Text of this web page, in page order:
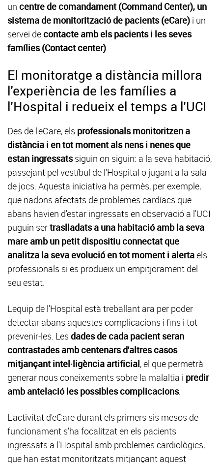
un centre de comandament (Command Center), un
sistema de monitorització de pacients (eCare) i un
servei decontacte amb els pacients i les seves
famílies (Contact center).
El monitoratge a distància millora
l'experiència de les famílies a
l'Hospital i redueix el temps a l'UCI
Des de l'eCare, els professionals monitoritzen a
distància i en tot moment als nens i nenes que
estan ingressatssiguin on siguin: a la seva habitació,
passejant pel vestíbul de l'Hospital o jugant a la sala
de jocs. Aquesta iniciativa ha permès, per exemple,
que nadons afectats de problemes cardíacs que
abans havien d'estar ingressats en observació a l'UCI
puguin sertraslladats a una habitació amb la seva
mare amb un petit dispositiu connectat que
analitza la seva evolució en tot moment i alertaels
professionals si es produeix un empitjorament del
seu estat.
L'equip de l'Hospital està treballant ara per poder
detectar abans aquestes complicacions i fins i tot
prevenir-les. Les dades de cada pacient seran
contrastades amb centenars d'altres casos
mitjançant intel·ligència artificial, el que permetrà
generar nous coneixements sobre la malaltia i predir
amb antelació les possibles complicacions.
L'activitat d'eCare durant els primers sis mesos de
funcionament s'ha focalitzat en els pacients
ingressats a l'Hospital amb problemes cardiològics,
que han estat monitoritzats mitjançant aquest